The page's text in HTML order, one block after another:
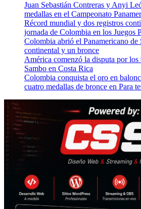
Juan Sebastián Contreras y Anyi
medallas en el Campeonato
Récord mundial y dos registros
jornada de Colombia en los Juegos
Colombia abrió el Panamericano
continental y un bronce
América comenzó la disputa por los
Sambo en Costa Rica
Colombia conquista el oro en
cuatro medallas de bronce en Para